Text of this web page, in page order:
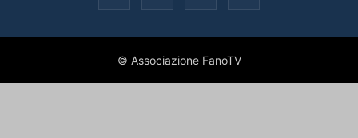
© Associazione FanoTV